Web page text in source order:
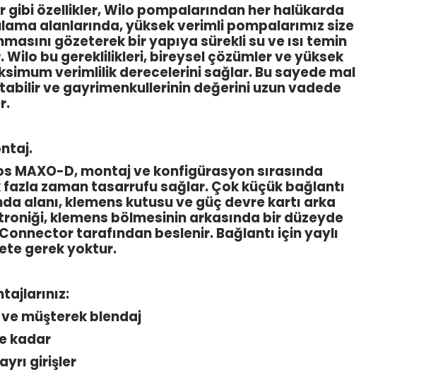
gibi özellikler, Wilo pompalarından her halükarda
alanlarında, yüksek verimli pompalarımız size
gözeterek bir yapıya sürekli su ve ısı temin
bu gereklilikleri, bireysel çözümler ve yüksek
verimlilik derecelerini sağlar. Bu sayede mal
ve gayrimenkullerinin değerini uzun vadede
MAXO-D, montaj ve konfigürasyon sırasında
zaman tasarrufu sağlar. Çok küçük bağlantı
alanı, klemens kutusu ve güç devre kartı arka
klemens bölmesinin arkasında bir düzeyde
tarafından beslenir. Bağlantı için yaylı
gerek yoktur.
müşterek blendaj
kadar
girişler